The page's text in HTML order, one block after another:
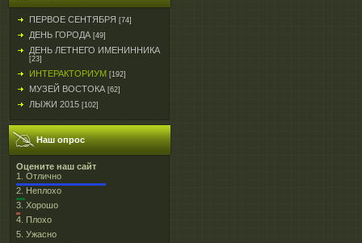
ПЕРВОЕ СЕНТЯБРЯ [74]
ДЕНЬ ГОРОДА [49]
ДЕНЬ ЛЕТНЕГО ИМЕНИННИКА
[23]
ИНТЕРАКТОРИУМ [192]
МУЗЕЙ ВОСТОКА [62]
ЛЫЖИ 2015 [102]
Наш опрос
Оцените наш сайт
1. Отлично
2. Неплохо
3. Хорошо
4. Плохо
5. Ужасно